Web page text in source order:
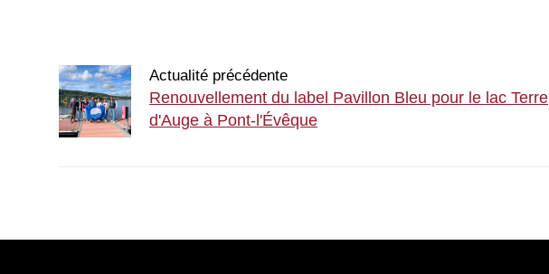
Actualité précédente
Renouvellement du label Pavillon Bleu pour le lac Terre
d'Auge à Pont-l'Évêque